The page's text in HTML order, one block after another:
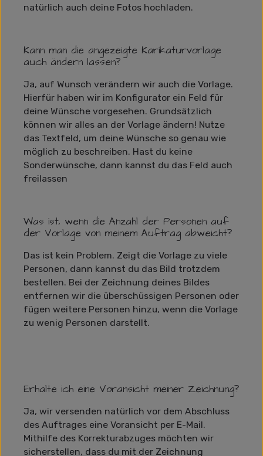
natürlich auch deine Fotos hochladen.
Kann man die angezeigte Karikaturvorlage
auch ändern lassen?
Ja, auf Wunsch verändern wir auch die Vorlage.
Hierfür haben wir im Konfigurator ein Feld für
deine Wünsche vorgesehen. Grundsätzlich
können wir alles an der Vorlage ändern! Nutze
das Textfeld, um deine Wünsche so genau wie
möglich zu beschreiben. Hast du keine
Sonderwünsche, dann kannst du das Feld auch
freilassen
Was ist, wenn die Anzahl der Personen auf
der Vorlage von meinem Auftrag abweicht?
Das ist kein Problem. Zeigt die Vorlage zu viele
Personen, dann kannst du das Bild trotzdem
bestellen. Bei der Zeichnung deines Bildes
entfernen wir die überschüssigen Personen oder
fügen weitere Personen hinzu, wenn die Vorlage
zu wenig Personen darstellt.
Erhalte ich eine Voransicht meiner Zeichnung?
Ja, wir versenden natürlich vor dem Abschluss
des Auftrages eine Voransicht per E-Mail.
Mithilfe des Korrekturabzuges möchten wir
sicherstellen, dass du mit der Zeichnung